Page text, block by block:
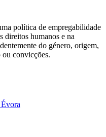
política de empregabilidade
direitos humanos e na
do género, origem,
ou convicções.